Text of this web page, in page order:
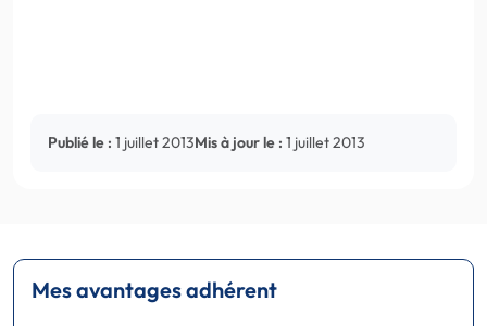
Publié le : 1 juillet 2013Mis à jour le : 1 juillet 2013
Mes avantages adhérent